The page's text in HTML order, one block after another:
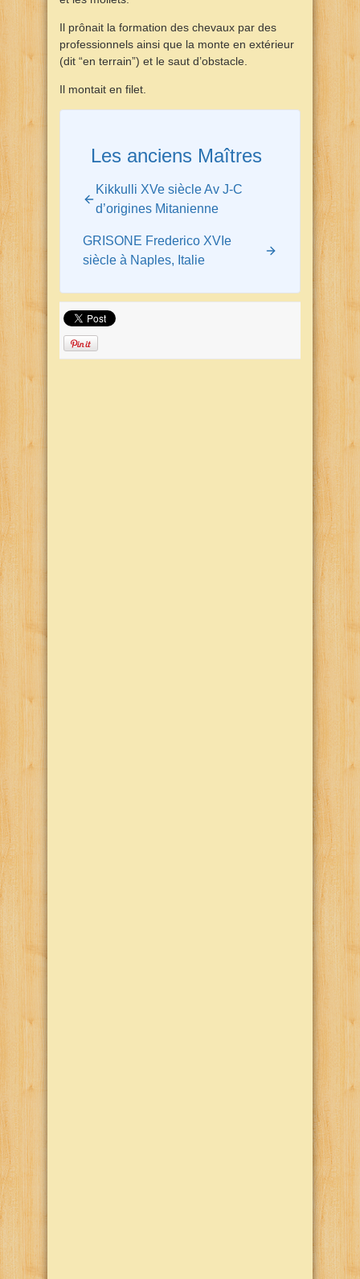
Il prônait la formation des chevaux par des
professionnels ainsi que la monte en extérieur
(dit “en terrain”) et le saut d’obstacle.
Il montait en filet.
Les anciens Maîtres
Kikkulli XVe siècle Av J-C
d’origines Mitanienne
GRISONE Frederico XVIe
siècle à Naples, Italie